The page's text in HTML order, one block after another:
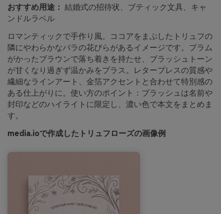
おすすめ用途： 結婚式の招待状、ブティック文具、キャ
ンドルラベル
ロマンティックで手作り風。ココアをまぶしたトリュフの
隣にやわらかなバラの花びらがあるイメージです。プラム
がかったブラウンで落ち着きを持たせ、ブラッシュトーン
が甘くなり過ぎず温かみをプラス。レタープレスの質感や
繊細なラインアート、金箔アクセントと合わせて特別感の
ある仕上がりに。使い方のポイント：ブラッシュは名前や
封印などのハイライトに限定し、濃い色で本文をまとめま
す。
media.ioで作成したトリュフローズの画像例